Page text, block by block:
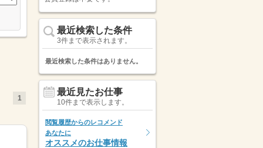
1
最近検索した条件
3件まで表示されます。
最近検索した条件はありません。
最近見たお仕事
10件まで表示します。
閲覧履歴からのレコメンド
あなたに
オススメのお仕事情報